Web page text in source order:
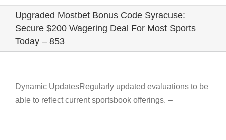
Upgraded Mostbet Bonus Code Syracuse:
Secure $200 Wagering Deal For Most Sports
Today – 853
Dynamic UpdatesRegularly updated evaluations to be
able to reflect current sportsbook offerings. –